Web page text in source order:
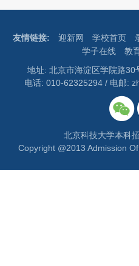
友情链接: 迎新网 学校首页
学子在线
教
地址: 北京市海淀区学院路
电话: 010-62325294 / 电邮:
北京科技大学本科
Copyright @2013 Admission